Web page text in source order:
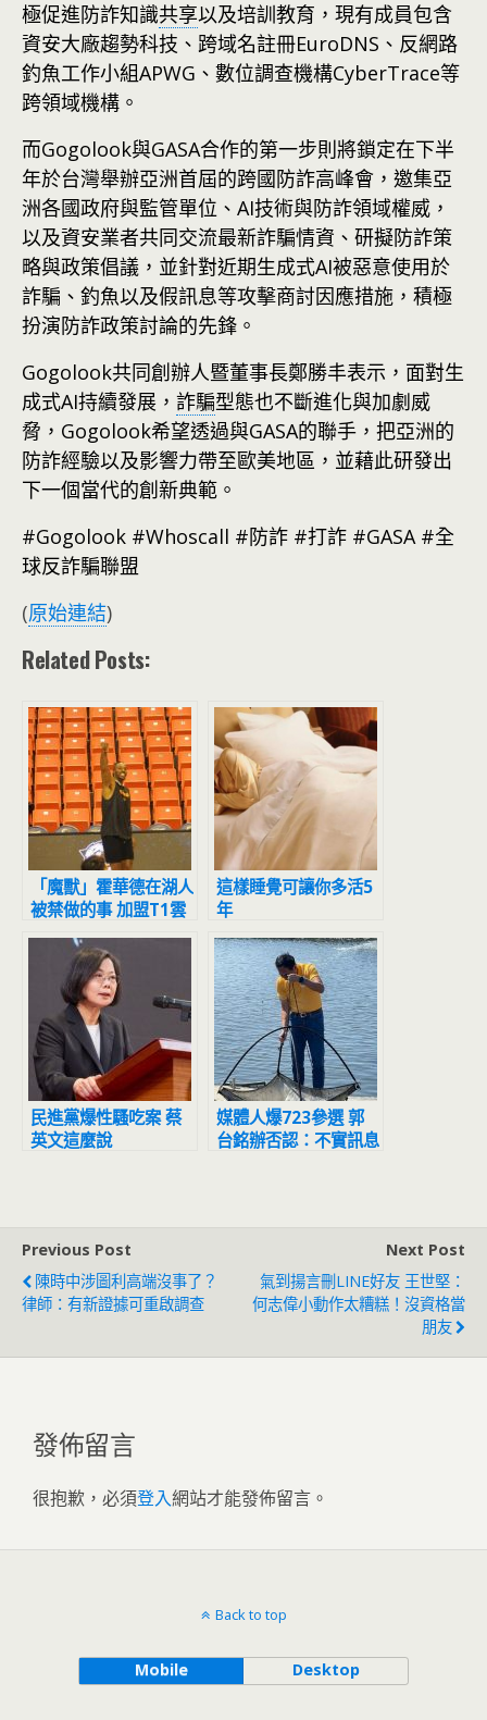
極促進防詐知識共享以及培訓教育，現有成員包含
資安大廠趨勢科技、跨域名註冊EuroDNS、反網路
釣魚工作小組APWG、數位調查機構CyberTrace等
跨領域機構。
而Gogolook與GASA合作的第一步則將鎖定在下半
年於台灣舉辦亞洲首屆的跨國防詐高峰會，邀集亞
洲各國政府與監管單位、AI技術與防詐領域權威，
以及資安業者共同交流最新詐騙情資、研擬防詐策
略與政策倡議，並針對近期生成式AI被惡意使用於
詐騙、釣魚以及假訊息等攻擊商討因應措施，積極
扮演防詐政策討論的先鋒。
Gogolook共同創辦人暨董事長鄭勝丰表示，面對生
成式AI持續發展， 詐騙型態也不斷進化與加劇威
脅，Gogolook希望透過與GASA的聯手，把亞洲的
防詐經驗以及影響力帶至歐美地區，並藉此研發出
下一個當代的創新典範。
#Gogolook #Whoscall #防詐 #打詐 #GASA #全
球反詐騙聯盟
(原始連結)
Related Posts:
「魔獸」霍華德在湖人
被禁做的事 加盟T1雲
豹後解鎖了
這樣睡覺可讓你多活5
年
民進黨爆性騷吃案 蔡
英文這麼說
媒體人爆723參選 郭
台銘辦否認：不實訊息
Previous Post
陳時中涉圖利高端沒事了？
律師：有新證據可重啟調查
Next Post
氣到揚言刪LINE好友 王世堅：
何志偉小動作太糟糕！沒資格當
朋友
發佈留言
很抱歉，必須登入網站才能發佈留言。
Back to top
Mobile Desktop